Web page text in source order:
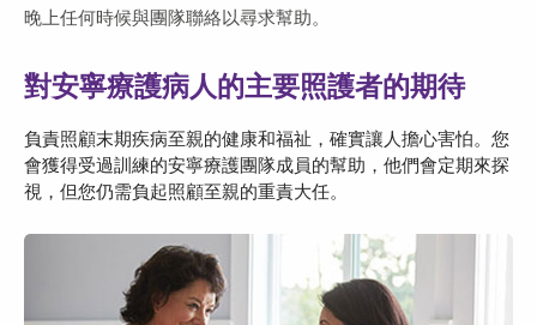
晚上任何時候與團隊聯絡以尋求幫助。
對安寧療護病人的主要照護者的期待
負責照顧末期疾病至親的健康和福祉，確實讓人擔心害怕。您
會獲得受過訓練的安寧療護團隊成員的幫助，他們會定期來探
視，但您仍需負起照顧至親的重責大任。